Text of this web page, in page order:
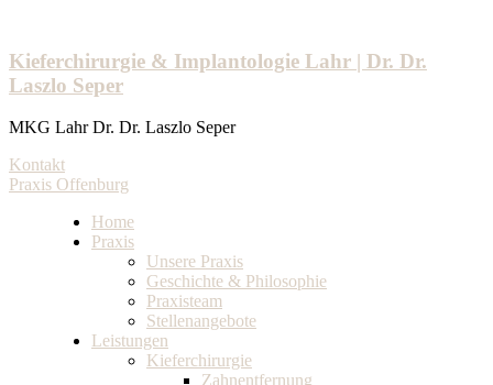
Kieferchirurgie & Implantologie Lahr | Dr. Dr.
Laszlo Seper
MKG Lahr Dr. Dr. Laszlo Seper
Kontakt
Praxis Offenburg
Home
Praxis
Unsere Praxis
Geschichte & Philosophie
Praxisteam
Stellenangebote
Leistungen
Kieferchirurgie
Zahnentfernung